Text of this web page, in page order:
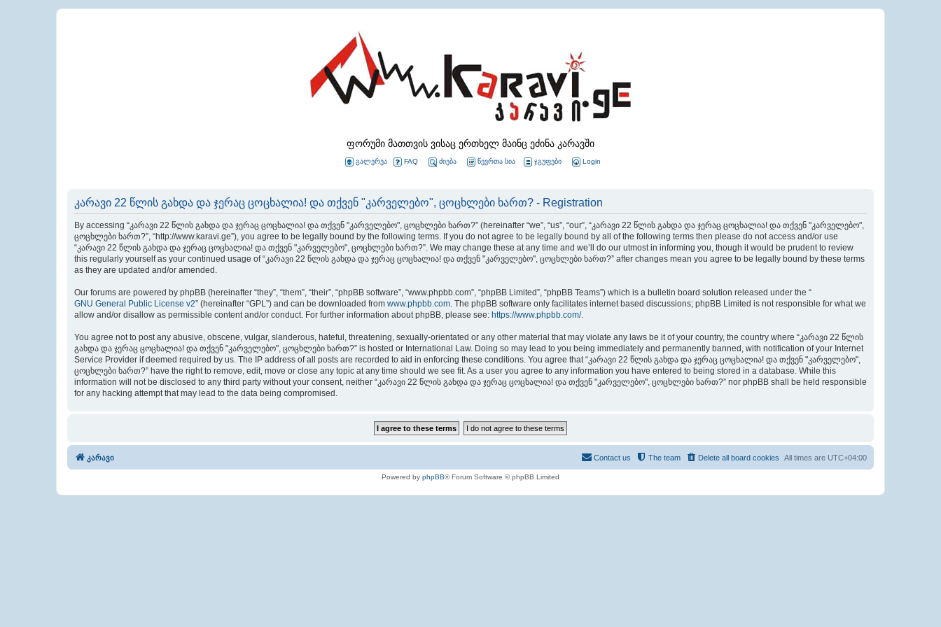
ფორუმი მათთვის ვისაც ერთხელ მაინც ეძინა კარავში
გალერეა FAQ ძიება წევრთა სია ჯგუფები Login
კარავი 22 წლის გახდა და ჯერაც ცოცხალია! და თქვენ "კარველებო", ცოცხლები ხართ? - Registration
By accessing “კარავი 22 წლის გახდა და ჯერაც ცოცხალია! და თქვენ "კარველებო", ცოცხლები ხართ?” (hereinafter “we”, “us”, “our”, “კარავი 22 წლის გახდა და ჯერაც ცოცხალია! და თქვენ "კარველებო",
ცოცხლები ხართ?”, “http://www.karavi.ge”), you agree to be legally bound by the following terms. If you do not agree to be legally bound by all of the following terms then please do not access and/or use
“კარავი 22 წლის გახდა და ჯერაც ცოცხალია! და თქვენ "კარველებო", ცოცხლები ხართ?”. We may change these at any time and we’ll do our utmost in informing you, though it would be prudent to review
this regularly yourself as your continued usage of “კარავი 22 წლის გახდა და ჯერაც ცოცხალია! და თქვენ "კარველებო", ცოცხლები ხართ?” after changes mean you agree to be legally bound by these terms
as they are updated and/or amended.
Our forums are powered by phpBB (hereinafter “they”, “them”, “their”, “phpBB software”, “www.phpbb.com”, “phpBB Limited”, “phpBB Teams”) which is a bulletin board solution released under the “
GNU General Public License v2” (hereinafter “GPL”) and can be downloaded from www.phpbb.com. The phpBB software only facilitates internet based discussions; phpBB Limited is not responsible for what we
allow and/or disallow as permissible content and/or conduct. For further information about phpBB, please see: https://www.phpbb.com/.
You agree not to post any abusive, obscene, vulgar, slanderous, hateful, threatening, sexually-orientated or any other material that may violate any laws be it of your country, the country where “კარავი 22 წლის
გახდა და ჯერაც ცოცხალია! და თქვენ "კარველებო", ცოცხლები ხართ?” is hosted or International Law. Doing so may lead to you being immediately and permanently banned, with notification of your Internet
Service Provider if deemed required by us. The IP address of all posts are recorded to aid in enforcing these conditions. You agree that “კარავი 22 წლის გახდა და ჯერაც ცოცხალია! და თქვენ "კარველებო",
ცოცხლები ხართ?” have the right to remove, edit, move or close any topic at any time should we see fit. As a user you agree to any information you have entered to being stored in a database. While this
information will not be disclosed to any third party without your consent, neither “კარავი 22 წლის გახდა და ჯერაც ცოცხალია! და თქვენ "კარველებო", ცოცხლები ხართ?” nor phpBB shall be held responsible
for any hacking attempt that may lead to the data being compromised.
კარავი All times are UTC+04:00
Delete all board cookies
The team
Contact us
Powered by phpBB® Forum Software © phpBB Limited